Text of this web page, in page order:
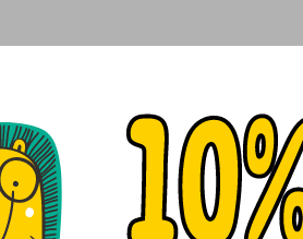
вами согласовывается удобный
а Вам направляется уведомление с
документов
указали при оформлении заказа,